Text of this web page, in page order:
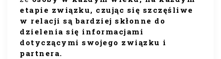
etapie związku, czując się szczęśliwe
w relacji są bardziej skłonne do
dzielenia się informacjami
dotyczącymi swojego związku i
partnera.